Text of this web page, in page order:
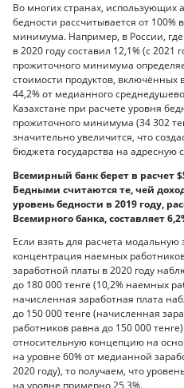
Во многих странах,
бедности рассчитывается от
минимума. Например, в России, где
в 2020 году составил 12,1% (с 2021
прожиточного минимума
стоимости продуктов, включённых
44,2% от медианного
Казахстане при расчете уровня
прожиточного минимума (34 302
значительно увеличится, что
бюджета государства на
Всемирный банк берет в расчет
Бедными считаются те, чей
уровень бедности в 2019 году,
Всемирного банка, составляет
Если взять для расчета
концентрация наемных
заработной платы в 2020 году
до 180 000 тенге (10,2% наемных
начисленная заработная плата
до 150 000 тенге (начисленная
работников равна до 150 000
относительную концепцию на
на уровне 60% от медианной
2020 году), то получаем, что